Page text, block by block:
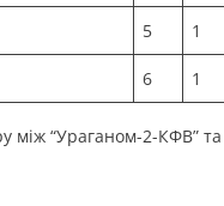
5 1
6 1
“Ураганом-2-КФВ”